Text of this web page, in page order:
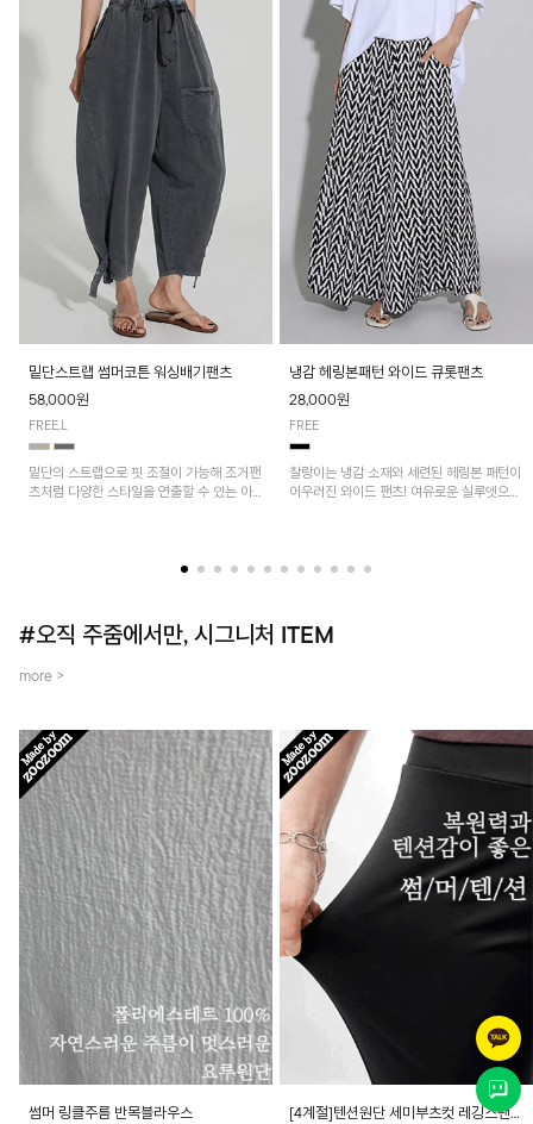
밑단스트랩 썸머코튼 워싱배기팬츠
58,000원
FREE,L
밑단의 스트랩으로 핏 조절이 가능해 조거팬
츠처럼 다양한 스타일을 연출할 수 있는 아
냉감 헤링본패턴 와이드 큐롯팬츠
28,000원
FREE
찰랑이는 냉감 소재와 세련된 헤링본 패턴이
어우러진 와이드 팬츠! 여유로운 실루엣으로
#오직 주줌에서만, 시그니처 ITEM
more >
썸머 링클주름 반목블라우스 [4계절]텐션원단 세미부츠컷 레깅스팬